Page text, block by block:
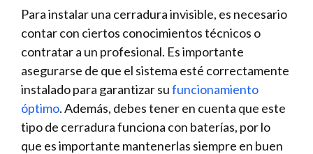
Para ⁢instalar una cerradura invisible, es⁤ necesario
contar con​ ciertos conocimientos técnicos o
contratar a⁢ un profesional. Es importante​
asegurarse de que el sistema‌ esté​ correctamente
instalado para garantizar sufuncionamiento
óptimo. ​Además, debes tener en cuenta‌ que este
tipo de cerradura funciona con baterías,⁢ por lo
que es ​importante mantenerlas siempre en buen